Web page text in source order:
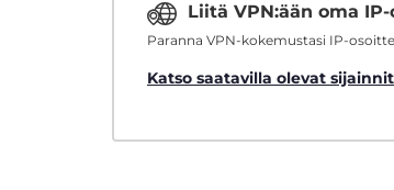
Liitä VPN:ään oma
Paranna VPN-kokemustasi IP-
Katso saatavilla olevat sijainnit